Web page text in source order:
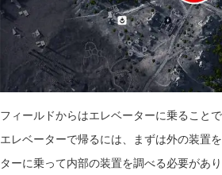
フィールドからはエレベーターに乗ることで
エレベーターで帰るには、まずは外の装置
ターに乗って内部の装置を調べる必要があり